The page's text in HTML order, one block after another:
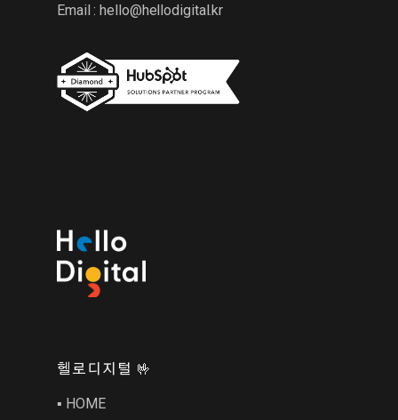
Email :hello@hellodigital.kr
헬로디지털 🤟
▪︎ HOME